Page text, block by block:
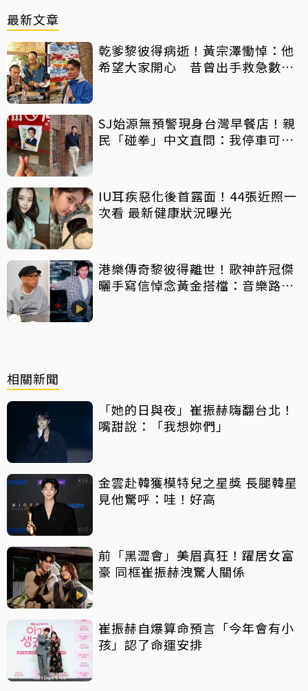
最新文章
乾爹黎彼得病逝！黃宗澤慟悼：他
希望大家開心 昔曾出手救急數十
SJ始源無預警現身台灣早餐店！親
民「碰拳」中文直問：我停車可以
IU耳疾惡化後首露面！44張近照一
次看 最新健康狀況曝光
港樂傳奇黎彼得離世！歌神許冠傑
曬手寫信悼念黃金搭檔：音樂路上
相關新聞
「她的日與夜」崔振赫嗨翻台北！
嘴甜說：「我想妳們」
金雲赴韓獲模特兒之星獎 長腿韓星
見他驚呼：哇！好高
前「黑澀會」美眉真狂！躍居女富
豪 同框崔振赫洩驚人關係
崔振赫自爆算命預言「今年會有小
孩」認了命運安排